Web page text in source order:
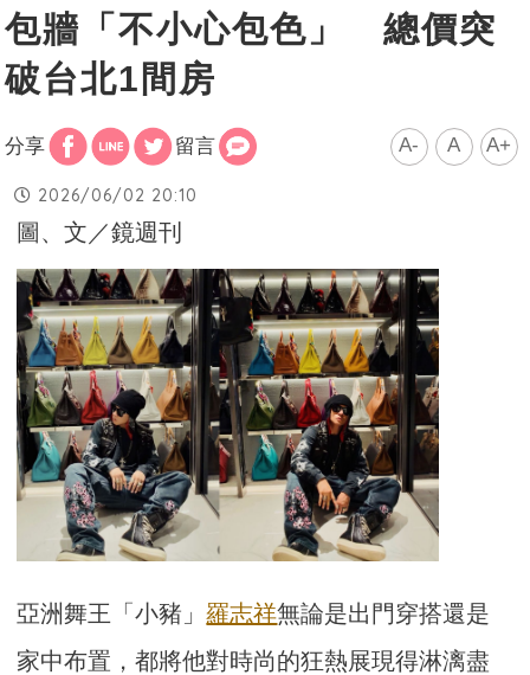
包牆「不小心包色」 總價突
破台北1間房
分享 留言 A- A A+
2026/06/02 20:10
圖、文／鏡週刊
亞洲舞王「小豬」羅志祥無論是出門穿搭還是
家中布置，都將他對時尚的狂熱展現得淋漓盡